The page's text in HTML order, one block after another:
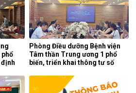
Phòng Điều dưỡng Bệnh viện
Tâm thần Trung ương 1 phổ
biến, triển khai thông tư số
chuyên môn của điều dưỡng.